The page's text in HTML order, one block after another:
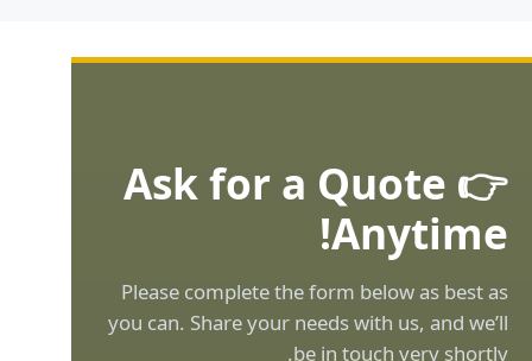
👉 Ask for a Quote
Anytime!
Please complete the form below as best as
you can. Share your needs with us, and we’ll
be in touch very shortly.